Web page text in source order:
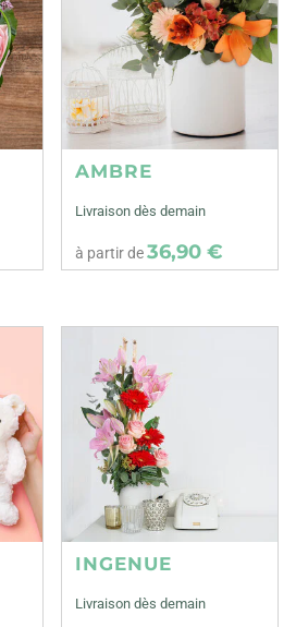
AMBRE
Livraison dès demain
à partir de36,90 €
INGENUE
Livraison dès demain